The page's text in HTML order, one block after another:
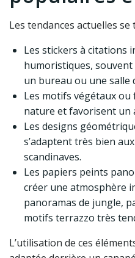
Les tendances actuelles
Les stickers à citations
humoristiques,
un bureau ou une salle
Les motifs végétaux
nature et favorisent un
Les designs
s’adaptent très bien
scandinaves.
Les papiers peints
créer une atmosphère
panoramas de jungle,
motifs terrazzo très
L’utilisation de ces